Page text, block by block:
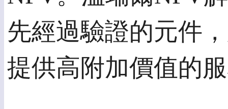
先經過驗證的元件
提供高附加價值的